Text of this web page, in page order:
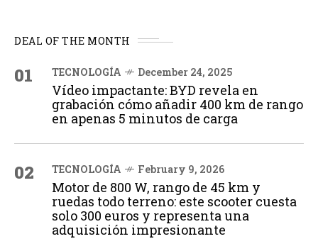
DEAL OF THE MONTH
01 TECNOLOGÍA December 24, 2025
Vídeo impactante: BYD revela en
grabación cómo añadir 400 km de rango
en apenas 5 minutos de carga
02 TECNOLOGÍA February 9, 2026
Motor de 800 W, rango de 45 km y
ruedas todo terreno: este scooter cuesta
solo 300 euros y representa una
adquisición impresionante